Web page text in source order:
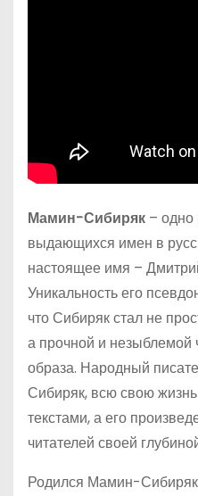
Мамин-Сибиряк – одно
выдающихся имен в
настоящее имя –
Уникальность его
что Сибиряк стал не
а прочной и незыблемой
образа. Народный
Сибиряк, всю свою
текстами, а его
читателей своей
Родился Мамин-Сибиряк